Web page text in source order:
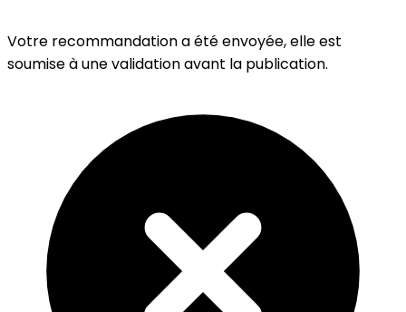
Votre recommandation a été envoyée, elle est
soumise à une validation avant la publication.